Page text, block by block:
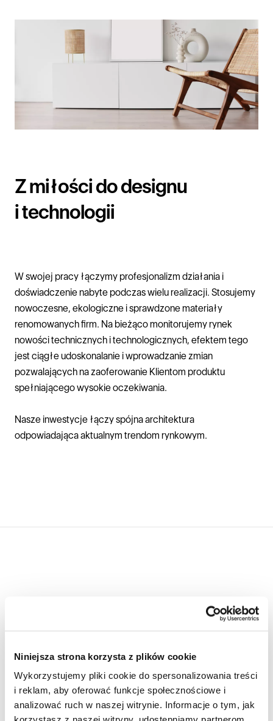
Niniejsza strona korzysta z plików cookie
Wykorzystujemy pliki cookie do spersonalizowania treści
i reklam, aby oferować funkcje społecznościowe i
analizować ruch w naszej witrynie. Informacje o tym, jak
Z miłości do designu
i technologii
W swojej pracy łączymy profesjonalizm działania i
doświadczenie nabyte podczas wielu realizacji. Stosujemy
nowoczesne, ekologiczne i sprawdzone materiały
renomowanych firm. Na bieżąco monitorujemy rynek
nowości technicznych i technologicznych, efektem tego
jest ciągłe udoskonalanie i wprowadzanie zmian
pozwalających na zaoferowanie Klientom produktu
spełniającego wysokie oczekiwania.
Nasze inwestycje łączy spójna architektura
odpowiadająca aktualnym trendom rynkowym.
dziennik budowy
Rezerwując lokal za pomocą naszej strony
internetowej, uzyskasz dostęp do swojego